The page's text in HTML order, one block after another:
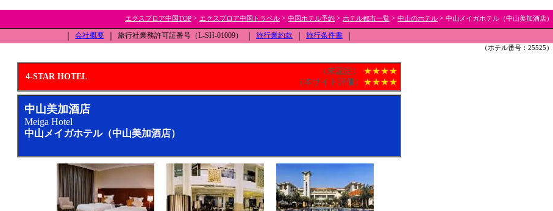
エクスプロア中国TOP > エクスプロア中国トラベル > 中国ホテル予約 > ホテル都市一覧 > 中山のホテル > 中山メイガホテル（中山美加酒店）
会社概要 旅行社業務許可証番号（L-SH-01009） 旅行業約款 旅行条件書
（ホテル番号：25525）
4-STAR HOTEL
（未認定）
★★★★
（本サイト評価） ★★★★
中山美加酒店
Meiga Hotel
中山メイガホテル（中山美加酒店）